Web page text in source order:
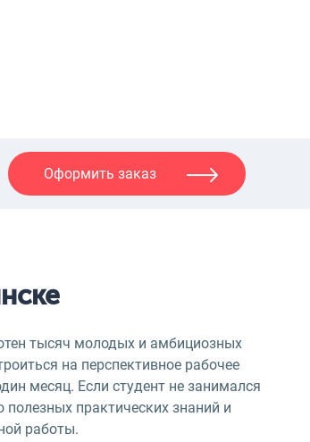
Оформить заказ
тысяч молодых и амбициозных
на перспективное рабочее
месяц. Если студент не занимался
практических знаний и
работы.